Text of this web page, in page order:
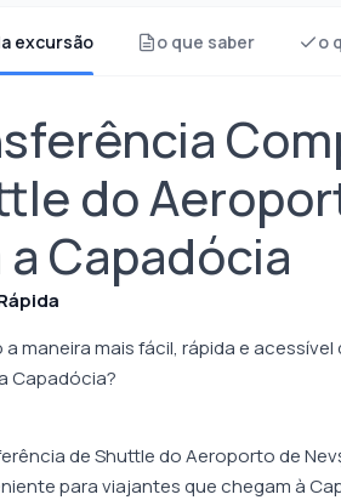
excursão o que saber o
do
a Capadócia
maneira mais fácil, rápida e
Capadócia?
de Shuttle do Aeroporto de
para viajantes que chegam à